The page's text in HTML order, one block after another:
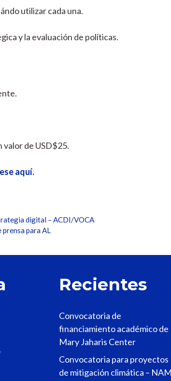
utilizar cada una.
y la evaluación de políticas.
de USD$25.
aquí.
digital – ACDI/VOCA
para AL
Recientes
Convocatoria de
financiamiento académico de
Mary Jaharis Center
Convocatoria para proyectos
de mitigación climática –